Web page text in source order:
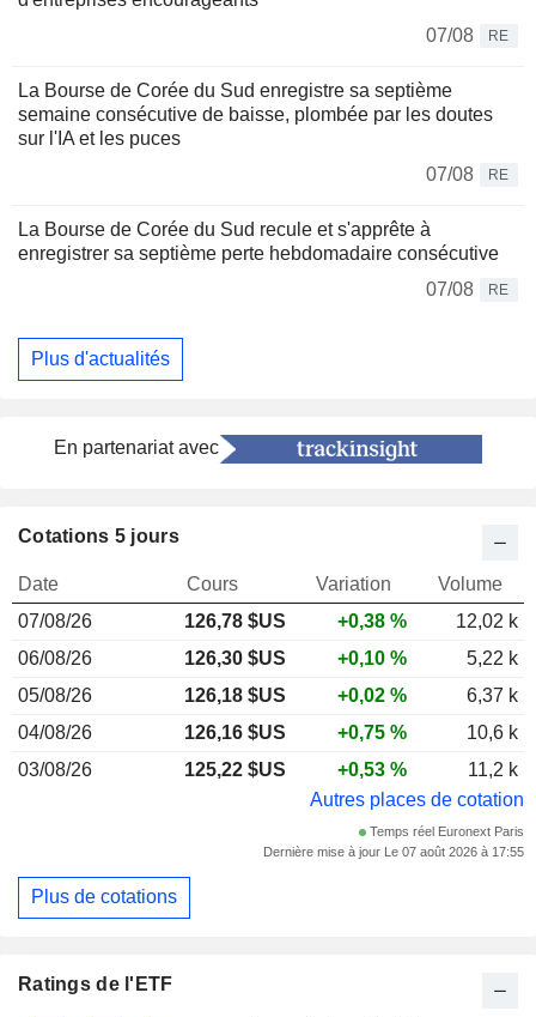
07/08
RE
La Bourse de Corée du Sud enregistre sa septième
semaine consécutive de baisse, plombée par les doutes
sur l'IA et les puces
07/08
RE
La Bourse de Corée du Sud recule et s'apprête à
enregistrer sa septième perte hebdomadaire consécutive
07/08
RE
Plus d'actualités
En partenariat avec
Cotations 5 jours
Date Cours Variation
Volume
07/08/26
126,78 $US +0,38 %
12,02 k
06/08/26
126,30 $US +0,10 %
5,22 k
05/08/26
126,18 $US +0,02 %
6,37 k
04/08/26
126,16 $US +0,75 %
10,6 k
03/08/26
125,22 $US +0,53 %
11,2 k
Autres places de cotation
Temps réel Euronext Paris
Dernière mise à jour Le 07 août 2026 à 17:55
Plus de cotations
Ratings de l'ETF